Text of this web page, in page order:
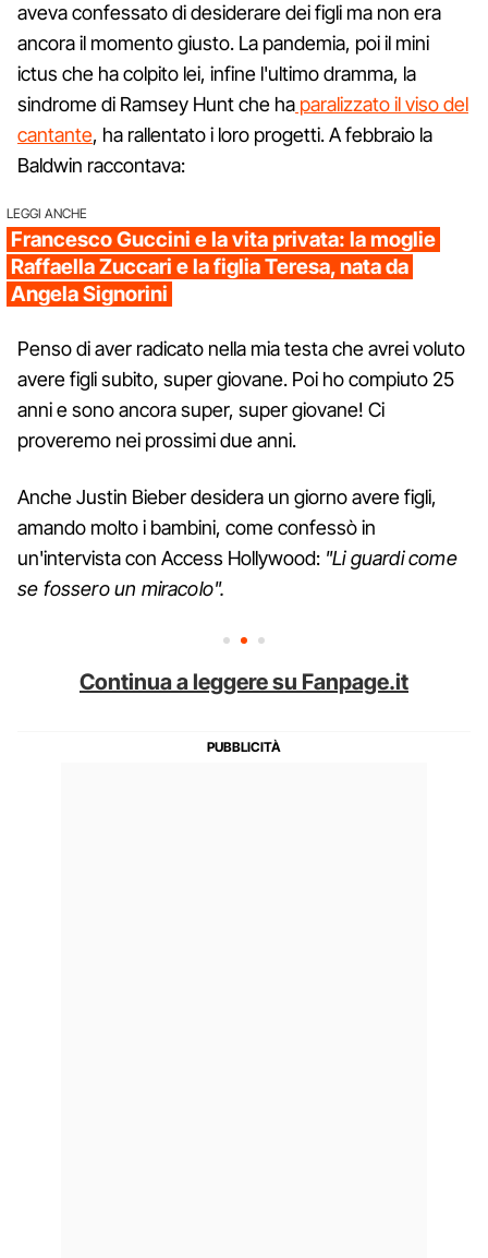
aveva confessato di desiderare dei figli ma non era
ancora il momento giusto. La pandemia, poi il mini
ictus che ha colpito lei, infine l'ultimo dramma, la
sindrome di Ramsey Hunt che ha paralizzato il viso del
cantante, ha rallentato i loro progetti. A febbraio la
Baldwin raccontava:
LEGGI ANCHE
Francesco Guccini e la vita privata: la moglie
Raffaella Zuccari e la figlia Teresa, nata da
Angela Signorini
Penso di aver radicato nella mia testa che avrei voluto
avere figli subito, super giovane. Poi ho compiuto 25
anni e sono ancora super, super giovane! Ci
proveremo nei prossimi due anni.
Anche Justin Bieber desidera un giorno avere figli,
amando molto i bambini, come confessò in
un'intervista con Access Hollywood: "Li guardi come
se fossero un miracolo".
Continua a leggere su Fanpage.it